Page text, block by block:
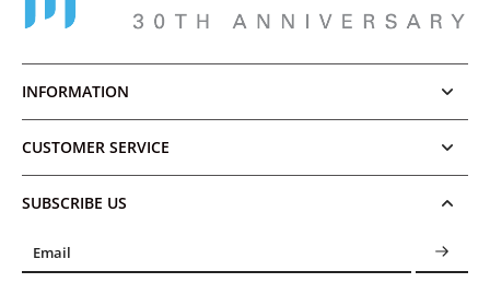
INFORMATION
CUSTOMER SERVICE
SUBSCRIBE US
Email